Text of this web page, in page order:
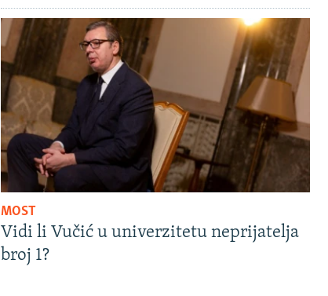
MOST
Vidi li Vučić u univerzitetu neprijatelja
broj 1?